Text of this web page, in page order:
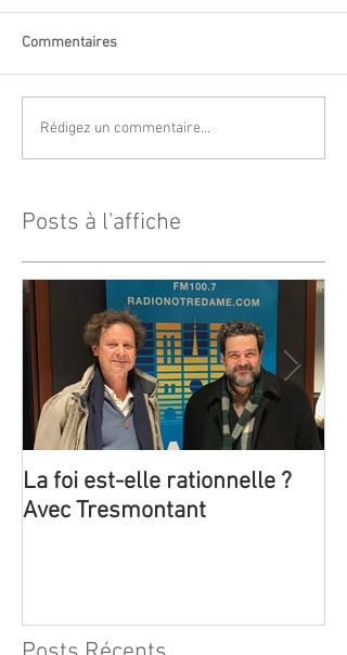
Commentaires
Rédigez un commentaire...
Posts à l'affiche
La foi est-elle rationnelle ?
Avec Tresmontant